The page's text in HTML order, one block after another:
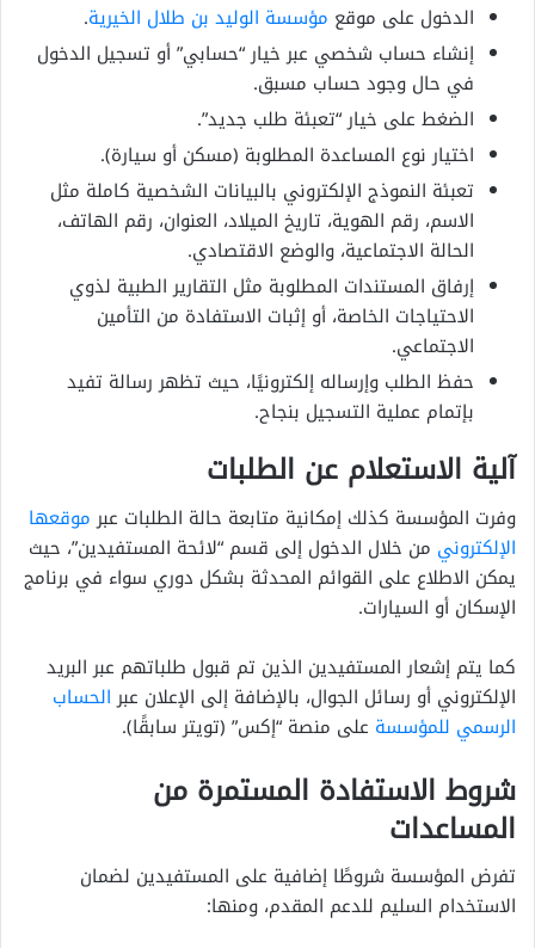
الدخول على موقع مؤسسة الوليد بن طلال الخيرية.
إنشاء حساب شخصي عبر خيار “حسابي” أو تسجيل الدخول
في حال وجود حساب مسبق.
الضغط على خيار “تعبئة طلب جديد”.
اختيار نوع المساعدة المطلوبة (مسكن أو سيارة).
تعبئة النموذج الإلكتروني بالبيانات الشخصية كاملة مثل
الاسم، رقم الهوية، تاريخ الميلاد، العنوان، رقم الهاتف،
الحالة الاجتماعية، والوضع الاقتصادي.
إرفاق المستندات المطلوبة مثل التقارير الطبية لذوي
الاحتياجات الخاصة، أو إثبات الاستفادة من التأمين
الاجتماعي.
حفظ الطلب وإرساله إلكترونيًا، حيث تظهر رسالة تفيد
بإتمام عملية التسجيل بنجاح.
آلية الاستعلام عن الطلبات
وفرت المؤسسة كذلك إمكانية متابعة حالة الطلبات عبرموقعها
الإلكتروني من خلال الدخول إلى قسم “لائحة المستفيدين”، حيث
يمكن الاطلاع على القوائم المحدثة بشكل دوري سواء في برنامج
الإسكان أو السيارات.
كما يتم إشعار المستفيدين الذين تم قبول طلباتهم عبر البريد
الإلكتروني أو رسائل الجوال، بالإضافة إلى الإعلان عبرالحساب
الرسمي للمؤسسة على منصة “إكس” (تويتر سابقًا).
شروط الاستفادة المستمرة من
المساعدات
تفرض المؤسسة شروطًا إضافية على المستفيدين لضمان
الاستخدام السليم للدعم المقدم، ومنها: